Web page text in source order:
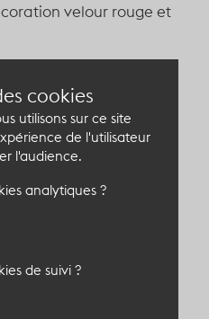
velour rouge et
produit et cocktails.
cookies
utilisons sur ce site
de l'utilisateur
l'audience.
analytiques ?
de suivi ?